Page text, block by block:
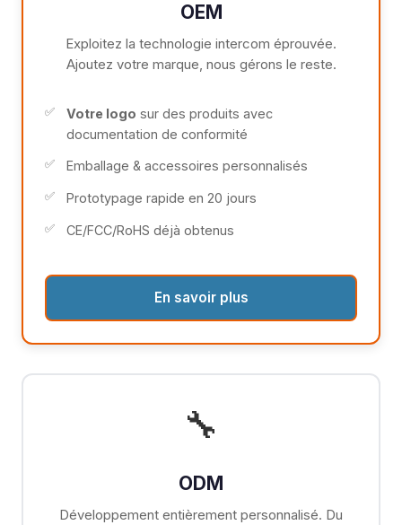
OEM
Exploitez la technologie intercom éprouvée.
Ajoutez votre marque, nous gérons le reste.
Votre logo sur des produits avec
documentation de conformité
Emballage & accessoires personnalisés
Prototypage rapide en 20 jours
CE/FCC/RoHS déjà obtenus
En savoir plus
🔧
ODM
Développement entièrement personnalisé. Du